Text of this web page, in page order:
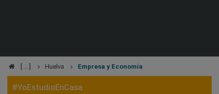
Huelva Empresa y Economía
#YoEstudioEnCasa